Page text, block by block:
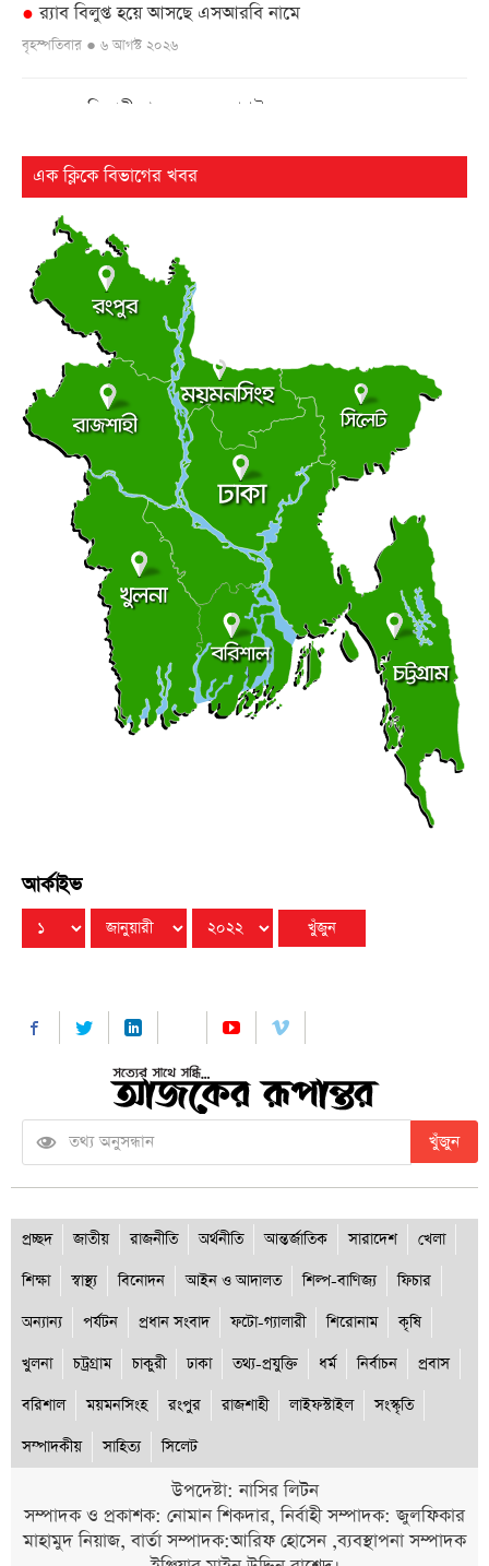
● র‌্যাব বিলুপ্ত হয়ে আসছে এসআরবি নামে
বৃহস্পতিবার ● ৬ আগস্ট ২০২৬
এসএসসি পরীক্ষার ফল ১০ আগস্ট
২৫ বছর পর ফের আলোচনায় কারিনা-বিপাশার চড়-কাণ্ড
বৃহস্পতিবার ● ৬ আগস্ট ২০২৬
●লংমার্চ ও মহাসমাবেশের ঘোষণা জামায়াত নেতৃত্বাধীন ১১ দলের
বৃহস্পতিবার ● ৬ আগস্ট ২০২৬
● ছাত্র রাজনীতি আধিপত্যের লড়াইয়ে ছাত্রদল-শিবির
বৃহস্পতিবার ● ৬ আগস্ট ২০২৬
সচিবালয়মুখী মিছিল, জামায়াত জোট পুলিশের মৃদু ধাক্কাধাক্কি
বৃহস্পতিবার ● ৬ আগস্ট ২০২৬
লালমোহনে ফেয়ার ডায়াগনস্টিক সেন্টারের উদ্বোধন
বৃহস্পতিবার ● ৬ আগস্ট ২০২৬
এক ক্লিকে বিভাগের খবর
আর্কাইভ
খুঁজুন
প্রচ্ছদ জাতীয় রাজনীতি অর্থনীতি আন্তর্জাতিক সারাদেশ
খেলা
শিক্ষা
স্বাস্থ্য বিনোদন আইন ও আদালত শিল্প-বাণিজ্য
ফিচার
অন্যান্য
পর্যটন প্রধান সংবাদ ফটো-গ্যালারী শিরোনাম
কৃষি
খুলনা
চট্রগ্রাম চাকুরী ঢাকা তথ্য-প্রযুক্তি ধর্ম নির্বাচন
প্রবাস
বরিশাল
ময়মনসিংহ রংপুর রাজশাহী লাইফস্টাইল
সংস্কৃতি
সম্পাদকীয়
সাহিত্য সিলেট
উপদেষ্টা: নাসির লিটন
সম্পাদক ও প্রকাশক: নোমান শিকদার, নির্বাহী সম্পাদক: জুলফিকার
মাহামুদ নিয়াজ, বার্তা সম্পাদক:আরিফ হোসেন ,ব্যবস্থাপনা সম্পাদক